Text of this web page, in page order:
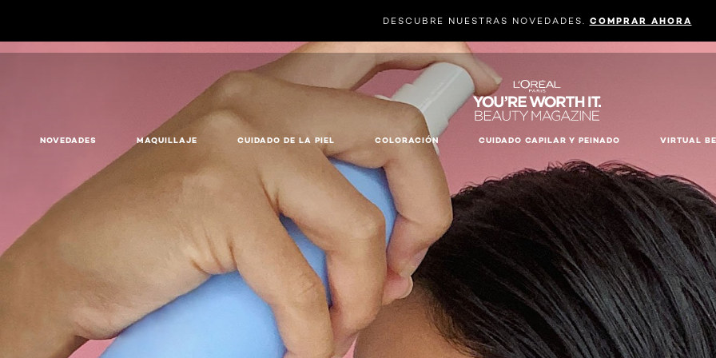
DESCUBRE NUESTRAS NOVEDADES. COMPRAR AHORA
NOVEDADES MAQUILLAJE CUIDADO DE LA PIEL COLORACIÓN CUIDADO CAPILAR Y PEINADO VIRTUAL